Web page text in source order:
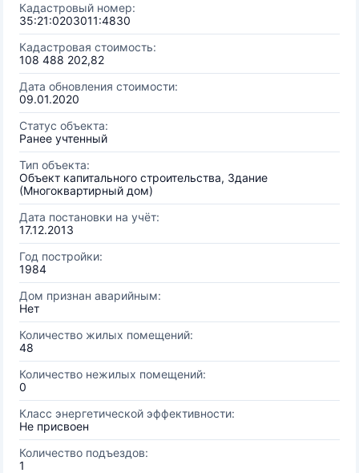
Кадастровый номер:
35:21:0203011:4830
Кадастровая стоимость:
108 488 202,82
Дата обновления стоимости:
09.01.2020
Статус объекта:
Ранее учтенный
Тип объекта:
Объект капитального строительства, Здание
(Многоквартирный дом)
Дата постановки на учёт:
17.12.2013
Год постройки:
1984
Дом признан аварийным:
Нет
Количество жилых помещений:
48
Количество нежилых помещений:
0
Класс энергетической эффективности:
Не присвоен
Количество подъездов:
1